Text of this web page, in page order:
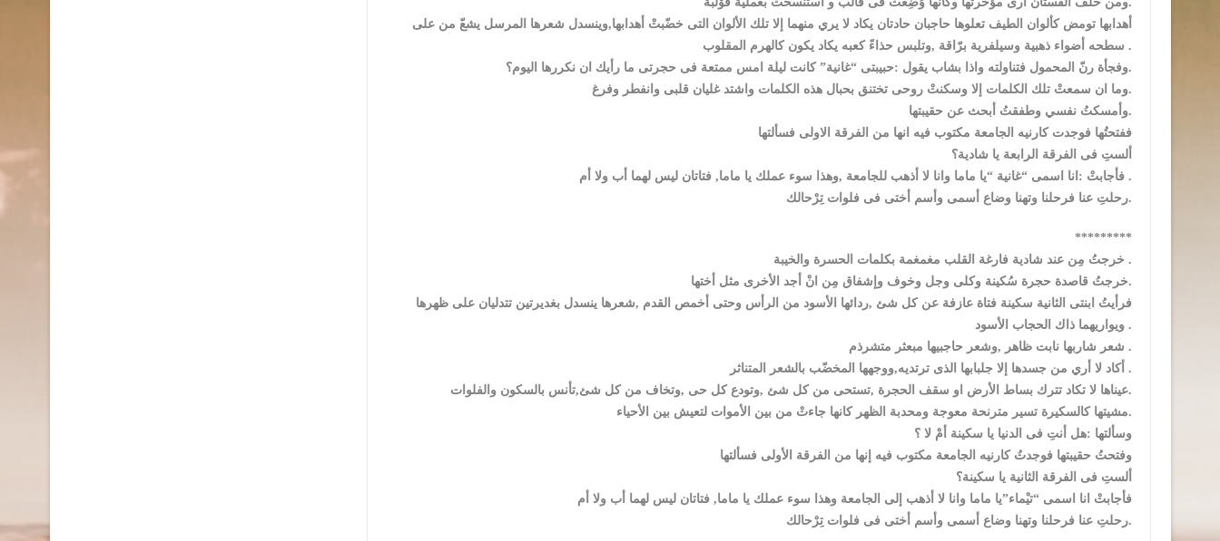
أهدابها تومض كألوان الطيف تعلوها حاجبان حادتان يكاد لا يري منهما إلا تلك الألوان التى خضّبتْ أهدابها,وينسدل شعرها المرسل يشعّ من على
سطحه أضواء ذهبية وسيلفرية برّاقة ,وتلبس حذاءً كعبه يكاد يكون كالهرم المقلوب .
وفجأة رنّ المحمول فتناولته واذا بشاب يقول :حبيبتى “غانية” كانت ليلة امس ممتعة فى حجرتى ما رأيك ان نكررها اليوم؟.
وما ان سمعتْ تلك الكلمات إلا وسكنتْ روحى تختنق بحبال هذه الكلمات واشتد غليان قلبى وانفطر وفرغ.
وأمسكتُ نفسي وطفقتُ أبحث عن حقيبتها.
ففتحتُها فوجدت كارنيه الجامعة مكتوب فيه انها من الفرقة الاولى فسألتها
ألستِ فى الفرقة الرابعة يا شادية؟
فأجابتْ :انا اسمى “غانية “يا ماما وانا لا أذهب للجامعة ,وهذا سوء عملك يا ماما, فتاتان ليس لهما أب ولا أم .
رحلتِ عنا فرحلنا وتهنا وضاع أسمى وأسم أختى فى فلوات تِرْحالك.
*********
خرجتُ مِن عند شادية فارغة القلب مغمغمة بكلمات الحسرة والخيبة .
خرجتُ قاصدة حجرة سُكينة وكلى وجل وخوف وإشفاق مِن انْ أجد الأخرى مثل أختها.
فرأيتُ ابنتى الثانية سكينة فتاة عازفة عن كل شئ ,ردائها الأسود من الرأس وحتى أخمص القدم ,شعرها ينسدل بغديرتين تتدليان على ظهرها
ويواريهما ذاك الحجاب الأسود .
شعر شاربها نابت ظاهر ,وشعر حاجبيها مبعثر متشرذم .
أكاد لا أري من جسدها إلا جلبابها الذى ترتديه,ووجهها المخضّب بالشعر المتناثر .
عيناها لا تكاد تترك بساط الأرض او سقف الحجرة ,تستحى من كل شئ ,وتودع كل حى ,وتخاف من كل شئ,تأنس بالسكون والفلوات.
مشيتها كالسكيرة تسير مترنحة معوجة ومحدبة الظهر كانها جاءتْ من بين الأموات لتعيش بين الأحياء.
وسألتها :هل أنتِ فى الدنيا يا سكينة أمْ لا ؟
وفتحتُ حقيبتها فوجدتُ كارنيه الجامعة مكتوب فيه إنها من الفرقة الأولى فسألتها
ألستِ فى الفرقة الثانية يا سكينة؟
فأجابتْ انا اسمى “تيْماء”يا ماما وانا لا أذهب إلى الجامعة وهذا سوء عملك يا ماما, فتاتان ليس لهما أب ولا أم
رحلتِ عنا فرحلنا وتهنا وضاع أسمى وأسم أختى فى فلوات تِرْحالك.